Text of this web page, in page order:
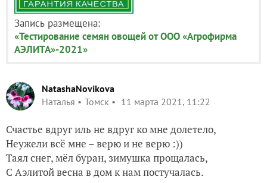
Запись размещена:
«Тестирование семян овощей от ООО «Агрофирма
АЭЛИТА»-2021»
NatashaNovikova
Наталья
Томск 11 марта 2021, 11:22
Счастье вдруг иль не вдруг ко мне долетело,
Неужели всё мне – верю и не верю :))
Таял снег, мёл буран, зимушка прощалась,
С Аэлитой весна в дом к нам постучалась.